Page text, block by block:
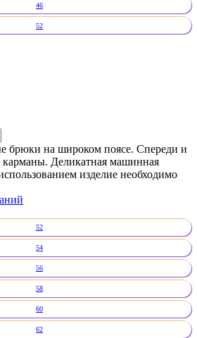
46
52
брюки на широком поясе. Спереди и
Деликатная машинная
изделие необходимо
52
54
56
58
60
62